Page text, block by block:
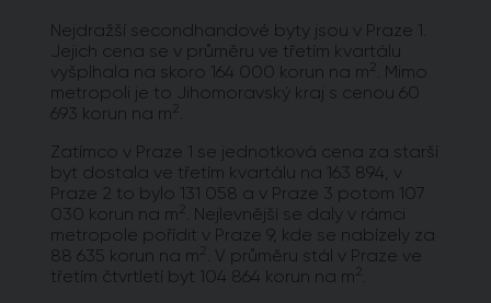
Nejdražší secondhandové byty jsou v Praze 1.
Jejich cena se v průměru ve třetím kvartálu
vyšplhala na skoro 164 000 korun na m2 . Mimo
metropoli je to Jihomoravský kraj s cenou 60
693 korun na m2 .
Zatímco v Praze 1 se jednotková cena za starší
byt dostala ve třetím kvartálu na 163 894, v
Praze 2 to bylo 131 058 a v Praze 3 potom 107
030 korun na m2 . Nejlevnější se daly v rámci
metropole pořídit v Praze 9, kde se nabízely za
88 635 korun na m2 . V průměru stál v Praze ve
třetím čtvrtletí byt 104 864 korun na m2 .